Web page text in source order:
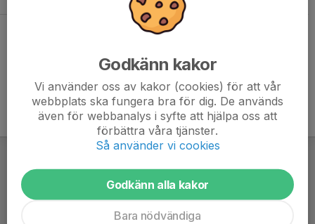
Godkänn kakor
Vi använder oss av kakor (cookies) för att vår
webbplats ska fungera bra för dig. De används
även för webbanalys i syfte att hjälpa oss att
förbättra våra tjänster.
Så använder vi cookies
Godkänn alla kakor
Bara nödvändiga